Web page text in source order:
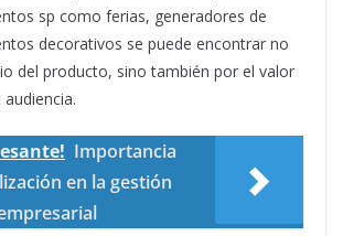
sp como ferias, generadores de
decorativos se puede encontrar no
del producto, sino también por el valor
Importancia
en la gestión